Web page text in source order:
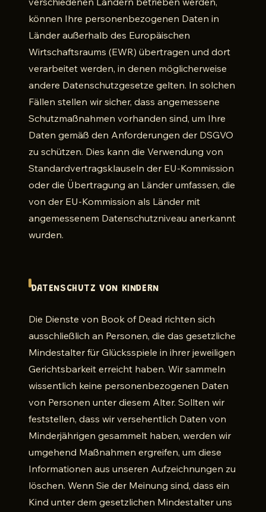
können Ihre personenbezogenen Daten in
Länder außerhalb des Europäischen
Wirtschaftsraums (EWR) übertragen und dort
verarbeitet werden, in denen möglicherweise
andere Datenschutzgesetze gelten. In solchen
Fällen stellen wir sicher, dass angemessene
Schutzmaßnahmen vorhanden sind, um Ihre
Daten gemäß den Anforderungen der DSGVO
zu schützen. Dies kann die Verwendung von
Standardvertragsklauseln der EU-Kommission
oder die Übertragung an Länder umfassen, die
von der EU-Kommission als Länder mit
angemessenem Datenschutzniveau anerkannt
wurden.
DATENSCHUTZ VON KINDERN
Die Dienste von Book of Dead richten sich
ausschließlich an Personen, die das gesetzliche
Mindestalter für Glücksspiele in ihrer jeweiligen
Gerichtsbarkeit erreicht haben. Wir sammeln
wissentlich keine personenbezogenen Daten
von Personen unter diesem Alter. Sollten wir
feststellen, dass wir versehentlich Daten von
Minderjährigen gesammelt haben, werden wir
umgehend Maßnahmen ergreifen, um diese
Informationen aus unseren Aufzeichnungen zu
löschen. Wenn Sie der Meinung sind, dass ein
Kind unter dem gesetzlichen Mindestalter uns